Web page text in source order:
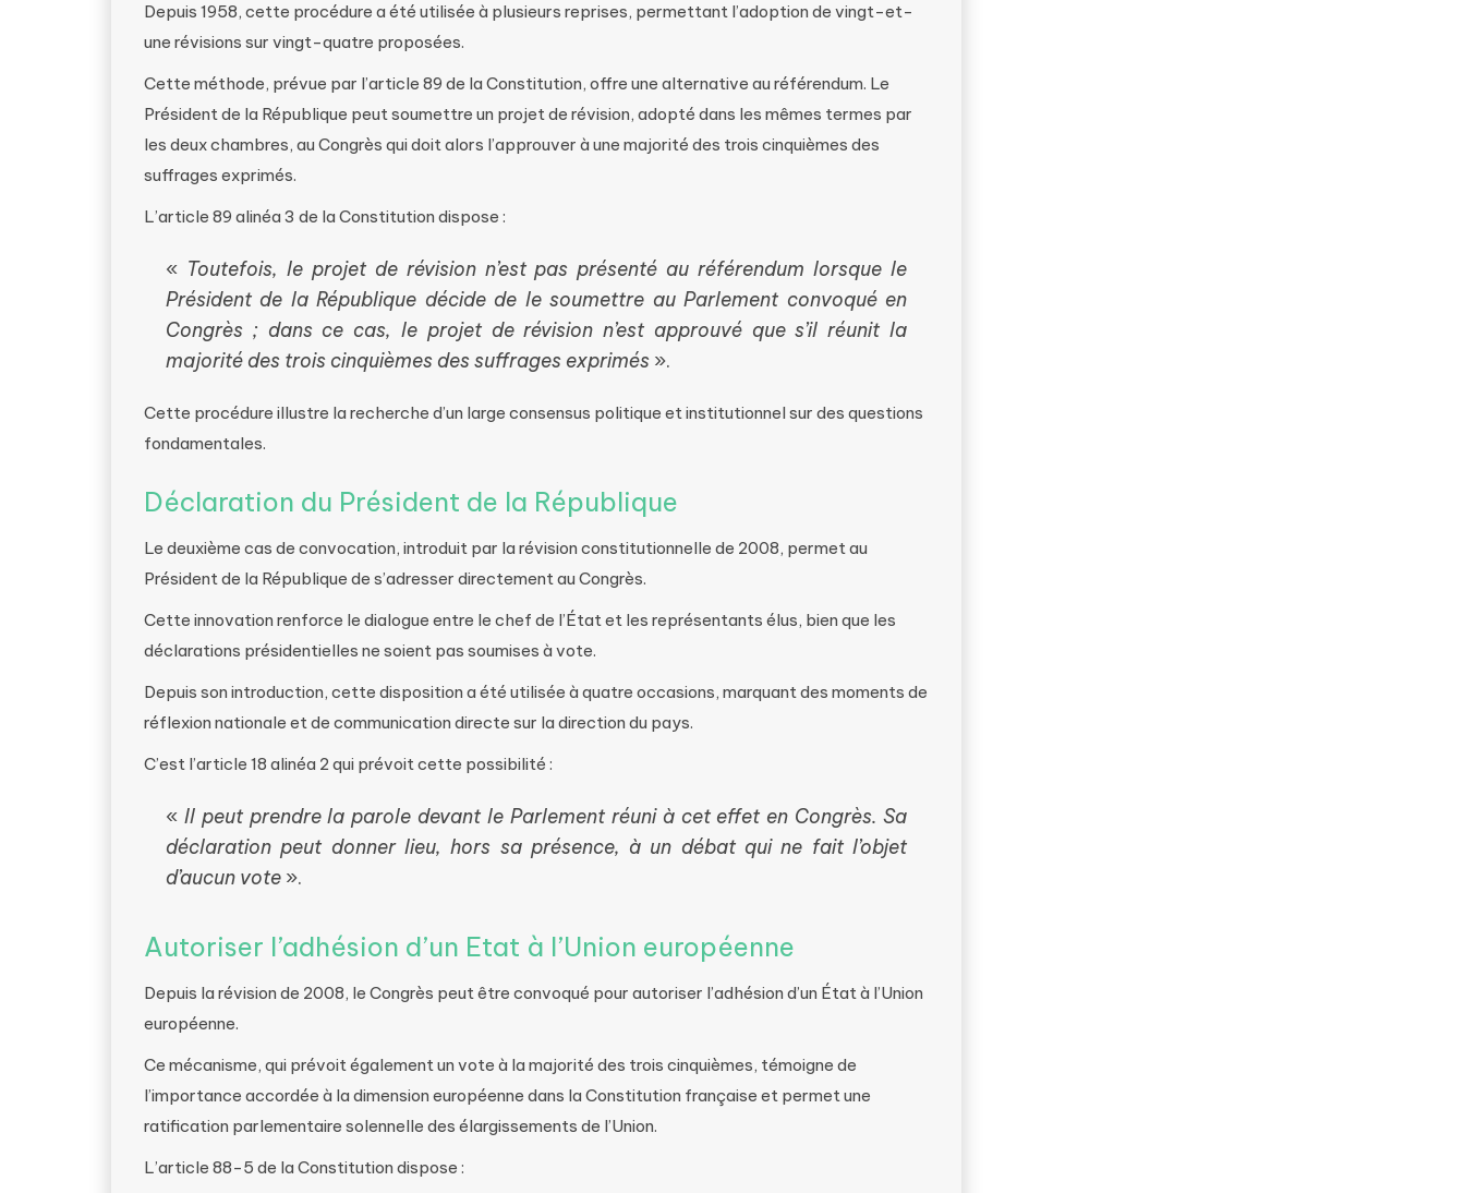
Depuis 1958, cette procédure a été utilisée à plusieurs reprises, permettant l’adoption de vingt-et-
une révisions sur vingt-quatre proposées.
Cette méthode, prévue par l’article 89 de la Constitution, offre une alternative au référendum. Le
Président de la République peut soumettre un projet de révision, adopté dans les mêmes termes par
les deux chambres, au Congrès qui doit alors l’approuver à une majorité des trois cinquièmes des
suffrages exprimés.
L’article 89 alinéa 3 de la Constitution dispose :
« Toutefois, le projet de révision n’est pas présenté au référendum lorsque le
Président de la République décide de le soumettre au Parlement convoqué en
Congrès ; dans ce cas, le projet de révision n’est approuvé que s’il réunit la
majorité des trois cinquièmes des suffrages exprimés ».
Cette procédure illustre la recherche d’un large consensus politique et institutionnel sur des questions
fondamentales.
Déclaration du Président de la République
Le deuxième cas de convocation, introduit par la révision constitutionnelle de 2008, permet au
Président de la République de s’adresser directement au Congrès.
Cette innovation renforce le dialogue entre le chef de l’État et les représentants élus, bien que les
déclarations présidentielles ne soient pas soumises à vote.
Depuis son introduction, cette disposition a été utilisée à quatre occasions, marquant des moments de
réflexion nationale et de communication directe sur la direction du pays.
C’est l’article 18 alinéa 2 qui prévoit cette possibilité :
« Il peut prendre la parole devant le Parlement réuni à cet effet en Congrès. Sa
déclaration peut donner lieu, hors sa présence, à un débat qui ne fait l’objet
d’aucun vote ».
Autoriser l’adhésion d’un Etat à l’Union européenne
Depuis la révision de 2008, le Congrès peut être convoqué pour autoriser l’adhésion d’un État à l’Union
européenne.
Ce mécanisme, qui prévoit également un vote à la majorité des trois cinquièmes, témoigne de
l’importance accordée à la dimension européenne dans la Constitution française et permet une
ratification parlementaire solennelle des élargissements de l’Union.
L’article 88-5 de la Constitution dispose :